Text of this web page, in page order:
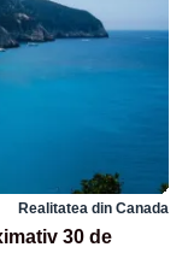
Realitatea din Canada
30 de